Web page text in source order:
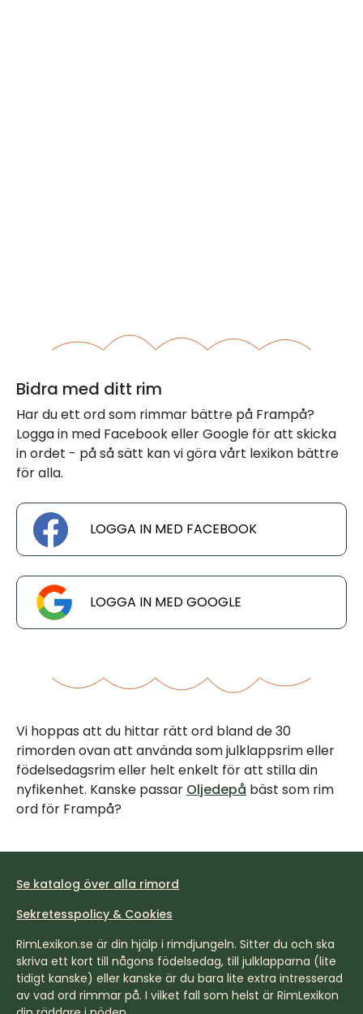
Bidra med ditt rim
Har du ett ord som rimmar bättre på Frampå?
Logga in med Facebook eller Google för att skicka
in ordet - på så sätt kan vi göra vårt lexikon bättre
för alla.
LOGGA IN MED FACEBOOK
LOGGA IN MED GOOGLE
Vi hoppas att du hittar rätt ord bland de 30
rimorden ovan att använda som julklappsrim eller
födelsedagsrim eller helt enkelt för att stilla din
nyfikenhet. Kanske passar Oljedepå bäst som rim
ord för Frampå?
Se katalog över alla rimord
Sekretesspolicy & Cookies
RimLexikon.se är din hjälp i rimdjungeln. Sitter du och ska
skriva ett kort till någons födelsedag, till julklapparna (lite
tidigt kanske) eller kanske är du bara lite extra intresserad
av vad ord rimmar på. I vilket fall som helst är RimLexikon